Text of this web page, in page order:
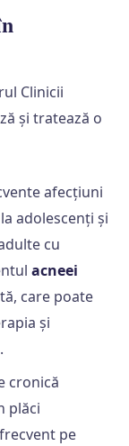
Clinicii
și tratează o
afecțiuni
adolescenți și
cu
acneei
care poate
și
cronică
plăci
pe